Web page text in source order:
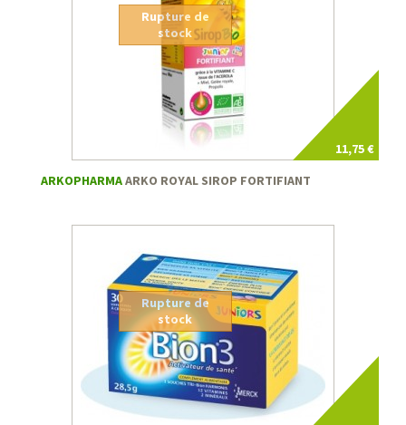
11,75 €
Rupture de
stock
ARKOPHARMAARKO ROYAL SIROP FORTIFIANT
Rupture de
stock